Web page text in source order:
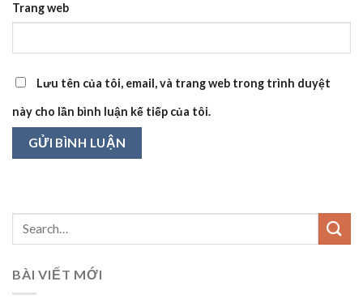
Trang web
Lưu tên của tôi, email, và trang web trong trình duyệt
này cho lần bình luận kế tiếp của tôi.
BÀI VIẾT MỚI